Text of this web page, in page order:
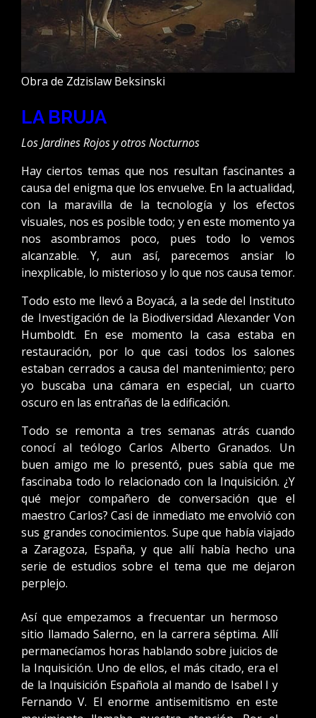
Obra de Zdzislaw Beksinski
LA BRUJA
Los Jardines Rojos y otros Nocturnos
Hay ciertos temas que nos resultan fascinantes a
causa del enigma que los envuelve. En la actualidad,
con la maravilla de la tecnología y los efectos
visuales, nos es posible todo; y en este momento ya
nos asombramos poco, pues todo lo vemos
alcanzable. Y, aun así, parecemos ansiar lo
inexplicable, lo misterioso y lo que nos causa temor.
Todo esto me llevó a Boyacá, a la sede del Instituto
de Investigación de la Biodiversidad Alexander Von
Humboldt. En ese momento la casa estaba en
restauración, por lo que casi todos los salones
estaban cerrados a causa del mantenimiento; pero
yo buscaba una cámara en especial, un cuarto
oscuro en las entrañas de la edificación.
Todo se remonta a tres semanas atrás cuando
conocí al teólogo Carlos Alberto Granados. Un
buen amigo me lo presentó, pues sabía que me
fascinaba todo lo relacionado con la Inquisición. ¿Y
qué mejor compañero de conversación que el
maestro Carlos? Casi de inmediato me envolvió con
sus grandes conocimientos. Supe que había viajado
a Zaragoza, España, y que allí había hecho una
serie de estudios sobre el tema que me dejaron
perplejo.
Así que empezamos a frecuentar un hermoso
sitio llamado Salerno, en la carrera séptima. Allí
permanecíamos horas hablando sobre juicios de
la Inquisición. Uno de ellos, el más citado, era el
de la Inquisición Española al mando de Isabel I y
Fernando V. El enorme antisemitismo en este